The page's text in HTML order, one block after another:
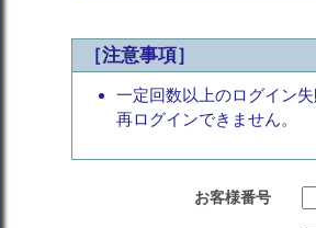
［注意事項］
一定回数以上のログイン
再ログインできません。
お客様番号